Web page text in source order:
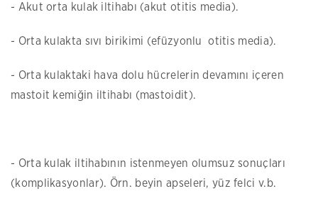
- Akut orta kulak iltihabı (akut otitis media).
- Orta kulakta sıvı birikimi (efüzyonlu otitis media).
- Orta kulaktaki hava dolu hücrelerin devamını içeren
mastoit kemiğin iltihabı (mastoidit).
- Orta kulak iltihabının istenmeyen olumsuz sonuçları
(komplikasyonlar). Örn. beyin apseleri, yüz felci v.b.